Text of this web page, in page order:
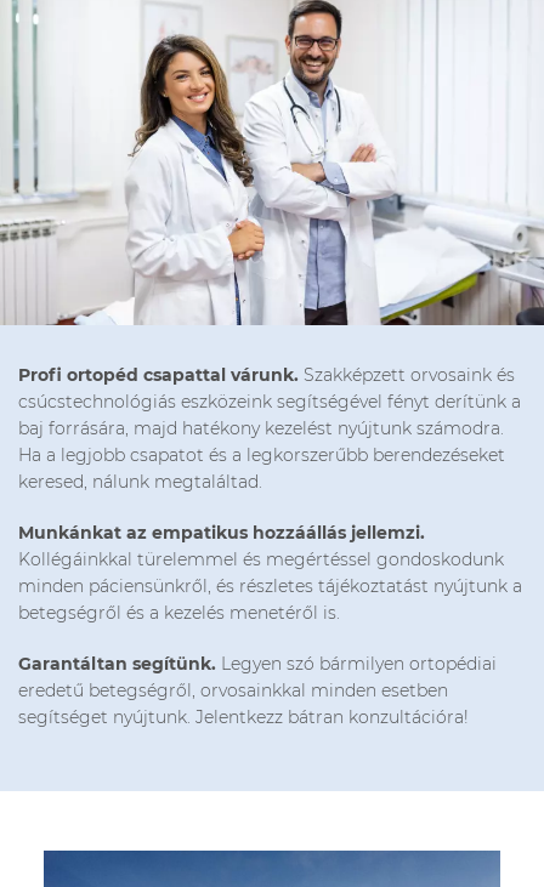
Profi ortopéd csapattal várunk. Szakképzett orvosaink és
csúcstechnológiás eszközeink segítségével fényt derítünk a
baj forrására, majd hatékony kezelést nyújtunk számodra.
Ha a legjobb csapatot és a legkorszerűbb berendezéseket
keresed, nálunk megtaláltad.
Munkánkat az empatikus hozzáállás jellemzi.
Kollégáinkkal türelemmel és megértéssel gondoskodunk
minden páciensünkről, és részletes tájékoztatást nyújtunk a
betegségről és a kezelés menetéről is.
Garantáltan segítünk. Legyen szó bármilyen ortopédiai
eredetű betegségről, orvosainkkal minden esetben
segítséget nyújtunk. Jelentkezz bátran konzultációra!